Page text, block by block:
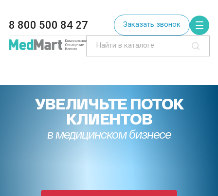
8 800 500 84 27 Заказать звонок
УВЕЛИЧЬТЕ ПОТОК
КЛИЕНТОВ
в медицинском бизнесе